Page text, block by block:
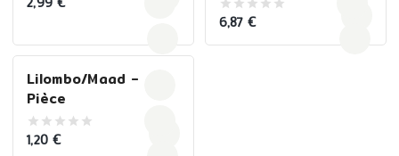
0
0
of
6,87€
Lilombo/Maad –
Pièce
0
1,20 €